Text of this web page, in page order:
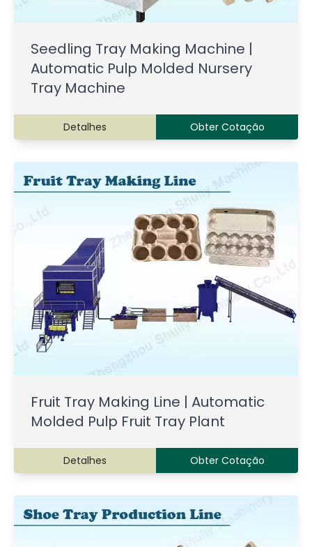
Seedling Tray Making Machine |
Automatic Pulp Molded Nursery
Tray Machine
Detalhes Obter Cotação
Fruit Tray Making Line | Automatic
Molded Pulp Fruit Tray Plant
Detalhes Obter Cotação